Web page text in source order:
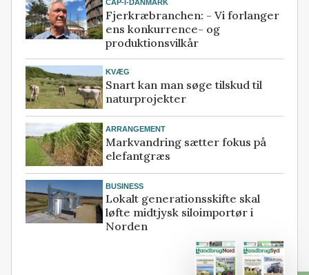
CAP-I-DANMARK
Fjerkræbranchen: - Vi forlanger
ens konkurrence- og
produktionsvilkår
KVÆG
Snart kan man søge tilskud til
naturprojekter
ARRANGEMENT
Markvandring sætter fokus på
elefantgræs
BUSINESS
Lokalt generationsskifte skal
løfte midtjysk siloimportør i
Norden